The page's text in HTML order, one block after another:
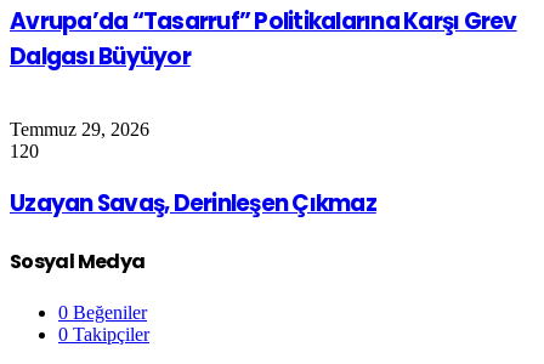
Avrupa’da “Tasarruf” Politikalarına Karşı Grev
Dalgası Büyüyor
Temmuz 29, 2026
120
Uzayan Savaş, Derinleşen Çıkmaz
Sosyal Medya
0 Beğeniler
0 Takipçiler